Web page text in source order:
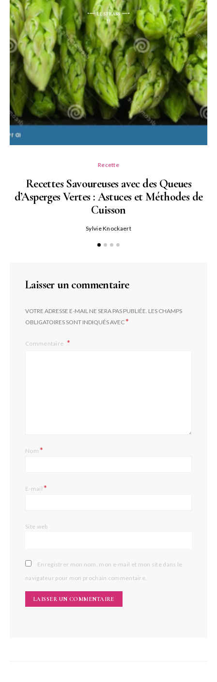
Recette
Recettes Savoureuses avec des Queues
d’Asperges Vertes : Astuces et Méthodes de
Cuisson
Sylvie Knockaert
Laisser un commentaire
VOTRE ADRESSE E-MAIL NE SERA PAS PUBLIÉE. LES CHAMPS
OBLIGATOIRES SONT INDIQUÉS AVEC*
Commentaire
Nom*
E-mail*
Site web
Enregistrer mon nom, mon e-mail et mon site dans le
navigateur pour mon prochain commentaire.